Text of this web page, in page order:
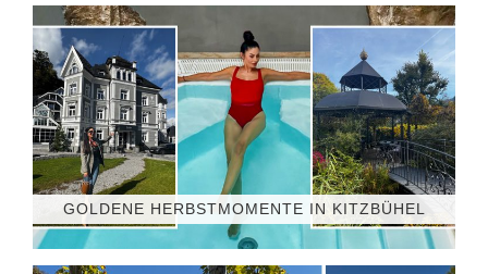
GOLDENE HERBSTMOMENTE IN KITZBÜHEL